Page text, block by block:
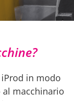
in modo
macchinario